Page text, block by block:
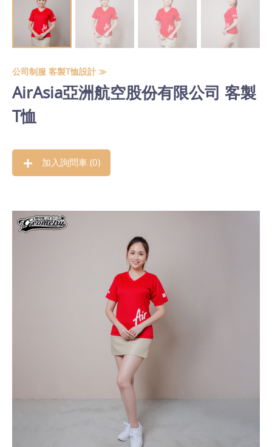
公司制服 客製T恤設計 ≫
AirAsia亞洲航空股份有限公司 客製
T恤
加入詢問車 (0)